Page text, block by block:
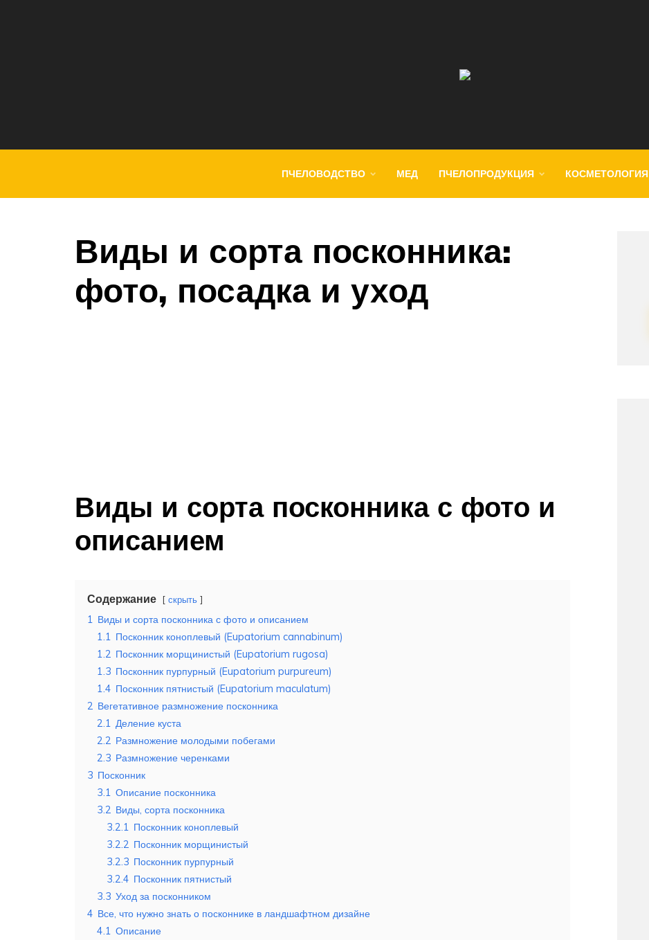
ПЧЕЛОВОДСТВО МЕД ПЧЕЛОПРОДУКЦИЯ КОСМЕТОЛОГИЯ
Виды и сорта посконника:
фото, посадка и уход
Виды и сорта посконника с фото и
описанием
Содержание скрыть
1
Виды и сорта посконника с фото и описанием
1.1
Посконник коноплевый (Eupatorium cannabinum)
1.2 Посконник морщинистый (Eupatorium rugosa)
1.3 Посконник пурпурный (Eupatorium purpureum)
1.4 Посконник пятнистый (Eupatorium maculatum)
2 Вегетативное размножение посконника
2.1
Деление куста
2.2 Размножение молодыми побегами
2.3 Размножение черенками
3 Посконник
3.1 Описание посконника
3.2 Виды, сорта посконника
3.2.1
Посконник коноплевый
3.2.2 Посконник морщинистый
3.2.3 Посконник пурпурный
3.2.4 Посконник пятнистый
3.3 Уход за посконником
4 Все, что нужно знать о посконнике в ландшафтном дизайне
4.1 Описание